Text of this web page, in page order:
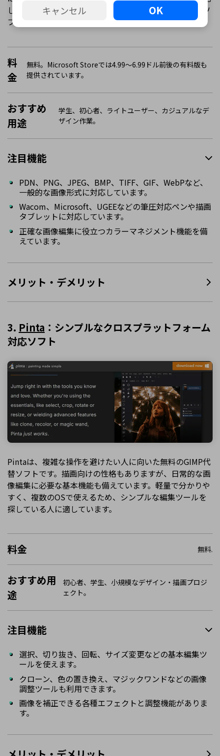
しています。画面は見やすく、動作も軽いため、複雑なソ
フトが苦手な人にも向いています。
料
金
無料。Microsoft Storeでは4.99〜6.99ドル前後の有料版も
提供されています。
おすすめ
用途
学生、初心者、ライトユーザー、カジュアルなデ
ザイン作業。
注目機能
PDN、PNG、JPEG、BMP、TIFF、GIF、WebPなど、
一般的な画像形式に対応しています。
Wacom、Microsoft、UGEEなどの筆圧対応ペンや描画
タブレットに対応しています。
正確な画像編集に役立つカラーマネジメント機能を備
えています。
メリット・デメリット
3. Pinta ：シンプルなクロスプラットフォーム
対応ソフト
Pintaは、複雑な操作を避けたい人に向いた無料のGIMP代
替ソフトです。描画向けの性格もありますが、日常的な画
像編集に必要な基本機能も備えています。軽量で分かりや
すく、複数のOSで使えるため、シンプルな編集ツールを
探している人に適しています。
料金 無料.
おすすめ用
途
初心者、学生、小規模なデザイン・描画プロジ
ェクト。
注目機能
選択、切り抜き、回転、サイズ変更などの基本編集ツ
ールを使えます。
クローン、色の置き換え、マジックワンドなどの画像
調整ツールも利用できます。
画像を補正できる各種エフェクトと調整機能がありま
す。
キャンセル OK